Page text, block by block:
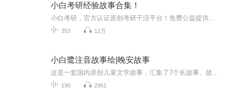
小白考研经验故事合集！
353 11万
小白鹭注音故事绘|晚安故事
190 2961